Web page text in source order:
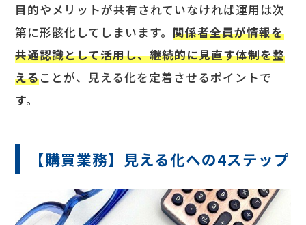
目的やメリットが共有されていなければ運用は次
第に形骸化してしまいます。関係者全員が情報を
共通認識として活用し、継続的に見直す体制を整
えることが、見える化を定着させるポイントで
す。
【購買業務】見える化への4ステップ